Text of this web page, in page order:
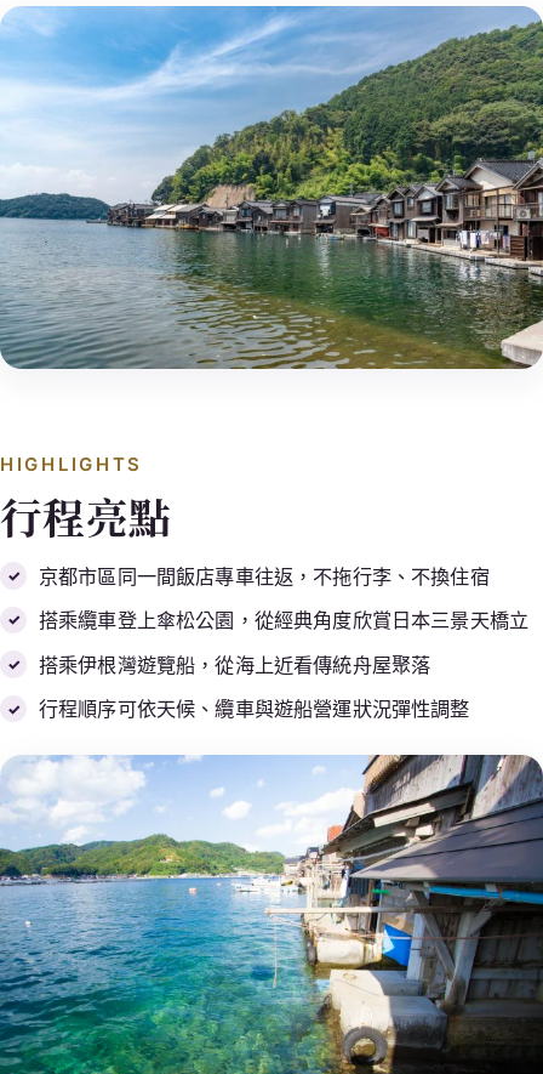
HIGHLIGHTS
行程亮點
京都市區同一間飯店專車往返，不拖行李、不換住宿
搭乘纜車登上傘松公園，從經典角度欣賞日本三景天橋立
搭乘伊根灣遊覽船，從海上近看傳統舟屋聚落
行程順序可依天候、纜車與遊船營運狀況彈性調整